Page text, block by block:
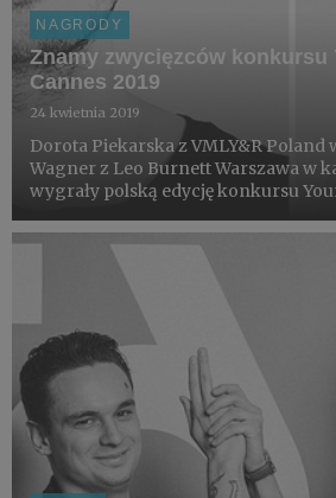
NAGRODY
Znamy zwycięzców konkursu
Cannes 2019
24 kwietnia 2019
Dorota Piekarska z VMLY&R Poland
Wagner z Leo Burnett Warszawa w
wygrały polską edycję konkursu
VMLY&R Poland i Michał Oleksów z
którzy wyg...